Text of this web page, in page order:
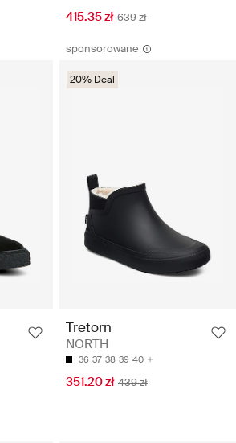
415.35 zł 639 zł
sponsorowane
20% Deal
Tretorn
NORTH
36 37 38 39 40
351.20 zł 439 zł